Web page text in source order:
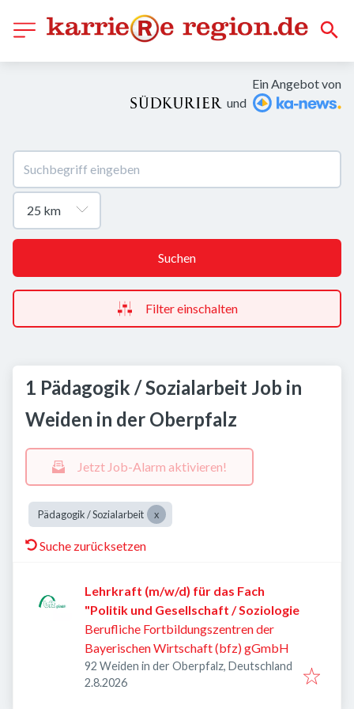
Ein Angebot von
und
Suchen
Filter einschalten
1 Pädagogik / Sozialarbeit Job in
Weiden in der Oberpfalz
Jetzt Job-Alarm aktivieren!
Pädagogik / Sozialarbeit
Suche zurücksetzen
Lehrkraft (m/w/d) für das Fach
"Politik und Gesellschaft / Soziologie
Berufliche Fortbildungszentren der
Bayerischen Wirtschaft (bfz) gGmbH
92 Weiden in der Oberpfalz, Deutschland
Veröffentlicht
2.8.2026